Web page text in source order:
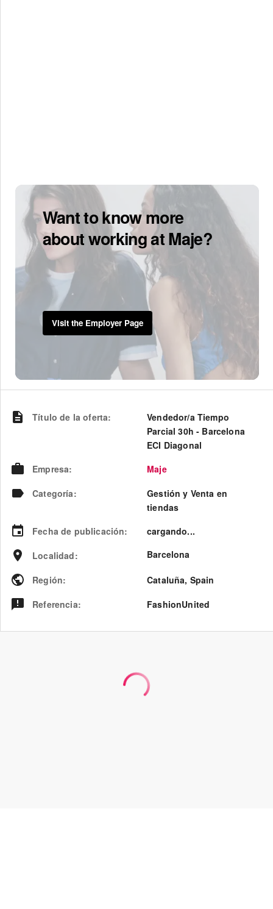
Want to know more
about working at Maje?
Visit the Employer Page
Título de la oferta:
Vendedor/a Tiempo
Parcial 30h - Barcelona
ECI Diagonal
Empresa:
Maje
Categoría:
Gestión y Venta en
tiendas
Fecha de publicación:
cargando...
Localidad: Barcelona
Región: Cataluña, Spain
Referencia: FashionUnited